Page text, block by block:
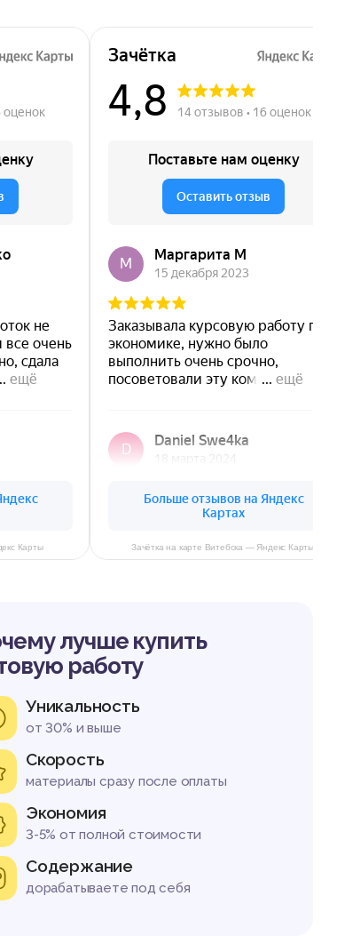
Карты Зачётка на карте Витебска — Яндекс Карты
лучше купить
работу
Уникальность
от 30% и выше
Скорость
материалы сразу после оплаты
Экономия
3-5% от полной стоимости
Содержание
дорабатываете под себя